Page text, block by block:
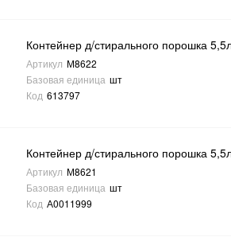
Контейнер д/стирального порошка
Артикул М8622
Базовая единица шт
Код 613797
Контейнер д/стирального порошка
Артикул М8621
Базовая единица шт
Код А0011999